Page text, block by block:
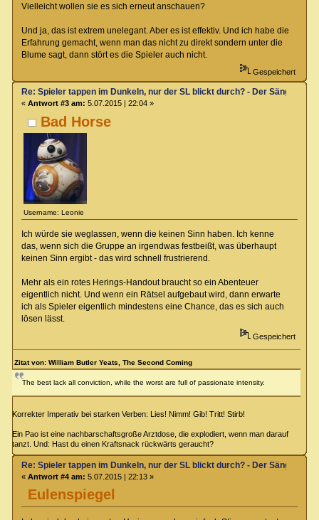
Vielleicht wollen sie es sich erneut anschauen?
Und ja, das ist extrem unelegant. Aber es ist effektiv. Und ich habe die
Erfahrung gemacht, wenn man das nicht zu direkt sondern unter die
Blume sagt, dann stört es die Spieler auch nicht.
Gespeichert
Bad Horse
Username: Leonie
Re: Spieler tappen im Dunkeln, nur der SL blickt durch? - Der Sänger von
« Antwort #3 am: 5.07.2015 | 22:04 »
Ich würde sie weglassen, wenn die keinen Sinn haben. Ich kenne
das, wenn sich die Gruppe an irgendwas festbeißt, was überhaupt
keinen Sinn ergibt - das wird schnell frustrierend.
Mehr als ein rotes Herings-Handout braucht so ein Abenteuer
eigentlich nicht. Und wenn ein Rätsel aufgebaut wird, dann erwarte
ich als Spieler eigentlich mindestens eine Chance, das es sich auch
lösen lässt.
Gespeichert
Zitat von: William Butler Yeats, The Second Coming
The best lack all conviction, while the worst are full of passionate intensity.
Korrekter Imperativ bei starken Verben: Lies! Nimm! Gib! Tritt! Stirb!
Ein Pao ist eine nachbarschaftsgroße Arztdose, die explodiert, wenn man darauf
tanzt. Und: Hast du einen Kraftsnack rückwärts geraucht?
Eulenspiegel
Re: Spieler tappen im Dunkeln, nur der SL blickt durch? - Der Sänger von
« Antwort #4 am: 5.07.2015 | 22:13 »